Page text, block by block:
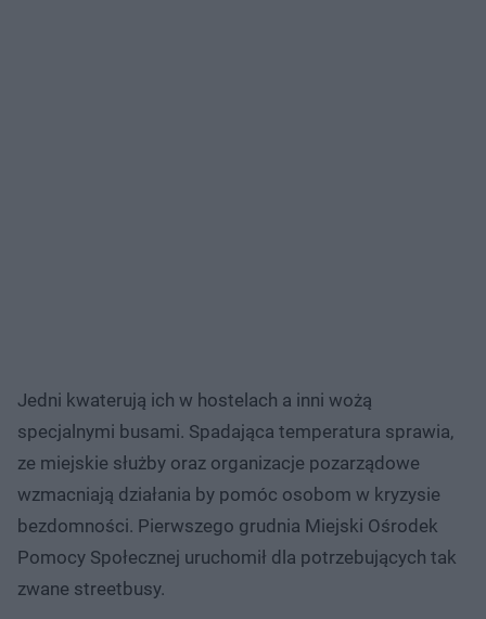
Jedni kwaterują ich w hostelach a inni wożą
specjalnymi busami. Spadająca temperatura sprawia,
ze miejskie służby oraz organizacje pozarządowe
wzmacniają działania by pomóc osobom w kryzysie
bezdomności. Pierwszego grudnia Miejski Ośrodek
Pomocy Społecznej uruchomił dla potrzebujących tak
zwane streetbusy.